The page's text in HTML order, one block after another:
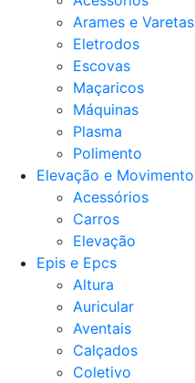
Arames e Varetas
Eletrodos
Escovas
Maçaricos
Máquinas
Plasma
Polimento
Elevação e Movimento
Acessórios
Carros
Elevação
Epis e Epcs
Altura
Auricular
Aventais
Calçados
Coletivo